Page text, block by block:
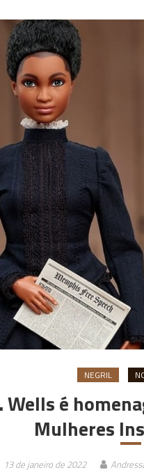
NEGRIL
é
Mulheres
13 de janeiro de 2022